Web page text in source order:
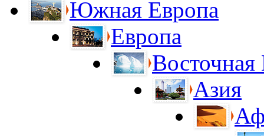
Южная Европа
Европа
Восточная
Азия